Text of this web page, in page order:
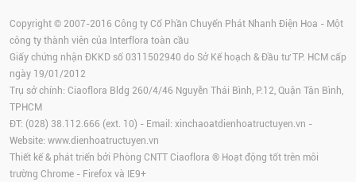
Copyright © 2007-2016 Công ty Cổ Phần Chuyển Phát Nhanh Điện Hoa - Một
công ty thành viên của Interflora toàn cầu
Giấy chứng nhận ĐKKD số 0311502940 do Sở Kế hoạch & Đầu tư TP. HCM cấp
ngày 19/01/2012
Trụ sở chính: Ciaoflora Bldg 260/4/46 Nguyễn Thái Bình, P.12, Quận Tân Bình,
TPHCM
ĐT: (028) 38.112.666 (ext. 10) - Email: xinchaoatdienhoatructuyen.vn -
Website: www.dienhoatructuyen.vn
Thiết kế & phát triển bởi Phòng CNTT Ciaoflora ® Hoạt động tốt trên môi
trường Chrome - Firefox và IE9+